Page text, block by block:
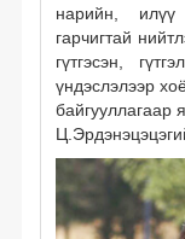
нарийн,
гарчигтай
гүтгэсэн,
үндэслэлээр
байгууллагаар